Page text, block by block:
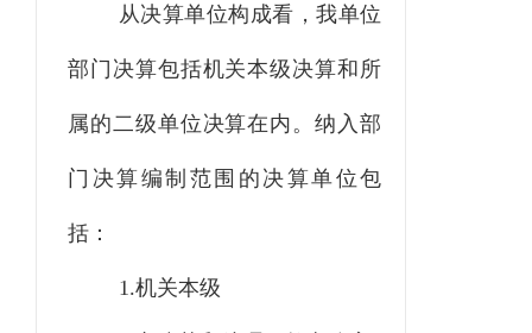
从决算单位构成看，我单位
部门决算包括机关本级决算和所
属的二级单位决算在内。纳入部
门决算编制范围的决算单位包
括：
1.机关本级